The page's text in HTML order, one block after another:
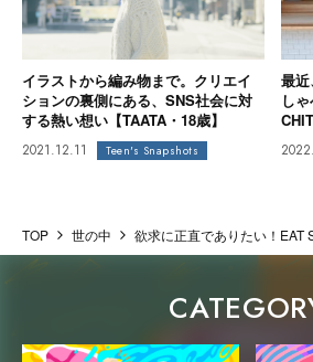
イラストから編み物まで。クリエイ
ションの裏側にある、SNS社会に対
する熱い想い【TAATA・18歳】
2021.12.11 Teen's Snapshots
最
し
TOP 世の中 欲求に正直でありたい！EAT